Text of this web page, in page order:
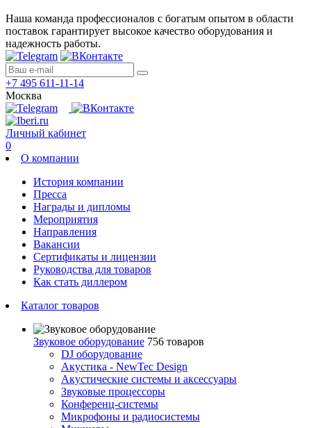
Наша команда профессионалов с богатым опытом в области
поставок гарантирует высокое качество оборудования и
надежность работы.
+7 495 611-11-14
Москва
Личный кабинет
0
О компании
История компании
Пресса
Награды и дипломы
Мероприятия
Направления
Вакансии
Сертификаты и лицензии
Руководства для товаров
Как стать диллером
Каталог товаров
Звуковое оборудование 756 товаров
DJ оборудование
Акустика - NewTec Design
Акустические системы и аксессуары
Звуковые процессоры
Конференц-системы
Микрофоны и радиосистемы